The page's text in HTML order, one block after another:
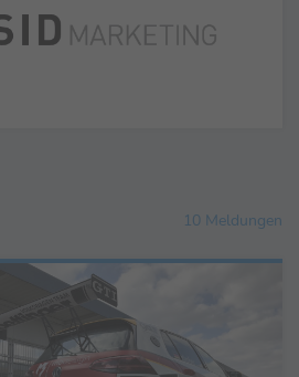
10 Meldungen